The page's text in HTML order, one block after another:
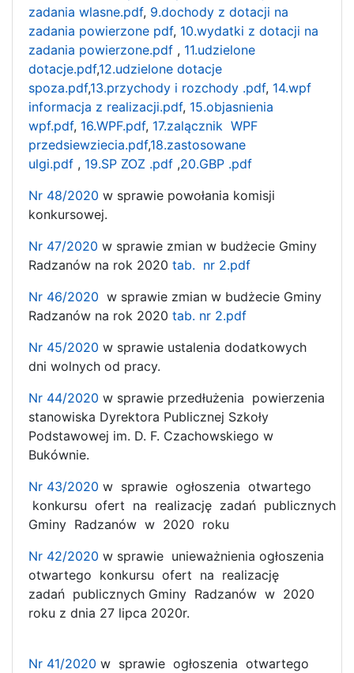
zadania wlasne.pdf, 9.dochody z dotacji na
zadania powierzone pdf, 10.wydatki z dotacji na
zadania powierzone.pdf , 11.udzielone
dotacje.pdf,12.udzielone dotacje
spoza.pdf,13.przychody i rozchody .pdf, 14.wpf
informacja z realizacji.pdf, 15.objasnienia
wpf.pdf, 16.WPF.pdf, 17.zalącznik WPF
przedsiewziecia.pdf,18.zastosowane
ulgi.pdf , 19.SP ZOZ .pdf ,20.GBP .pdf
Nr 48/2020 w sprawie powołania komisji
konkursowej.
Nr 47/2020 w sprawie zmian w budżecie Gminy
Radzanów na rok 2020 tab. nr 2.pdf
Nr 46/2020 w sprawie zmian w budżecie Gminy
Radzanów na rok 2020 tab. nr 2.pdf
Nr 45/2020 w sprawie ustalenia dodatkowych
dni wolnych od pracy.
Nr 44/2020 w sprawie przedłużenia powierzenia
stanowiska Dyrektora Publicznej Szkoły
Podstawowej im. D. F. Czachowskiego w
Bukównie.
Nr 43/2020 w sprawie ogłoszenia otwartego
konkursu ofert na realizację zadań publicznych
Gminy Radzanów w 2020 roku
Nr 42/2020 w sprawie unieważnienia ogłoszenia
otwartego konkursu ofert na realizację
zadań publicznych Gminy Radzanów w 2020
roku z dnia 27 lipca 2020r.
Nr 41/2020 w sprawie ogłoszenia otwartego